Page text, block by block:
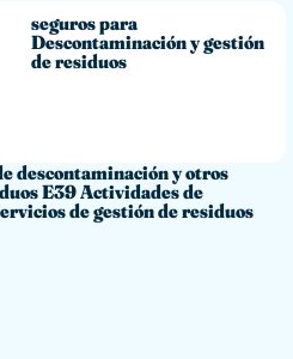
seguros para
Descontaminación y gestión
de residuos
descontaminación y otros
E39 Actividades de
de gestión de residuos